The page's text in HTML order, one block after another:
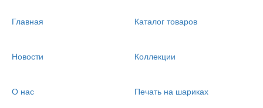
Главная Каталог товаров
Новости Коллекции
О нас Печать на шариках